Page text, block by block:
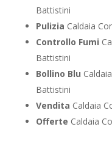
Battistini
Pulizia Caldaia
Controllo Fumi
Battistini
Bollino Blu
Battistini
Vendita Caldaia
Offerte Caldaia